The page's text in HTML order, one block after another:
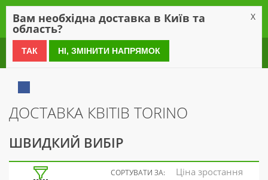
0 800 21 54 55
ДОСТАВКА КВІТІВ TORINO
ШВИДКИЙ ВИБІР
СОРТУВАТИ ЗА: Ціна зростання
Вам необхідна доставка в Київ та
область?
X
ТАК НІ, ЗМІНИТИ НАПРЯМОК